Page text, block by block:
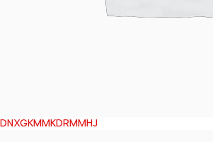
Wyprzedane
DNXGKMMKDRMMHJ